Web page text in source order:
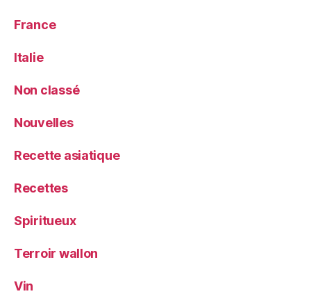
France
Italie
Non classé
Nouvelles
Recette asiatique
Recettes
Spiritueux
Terroir wallon
Vin